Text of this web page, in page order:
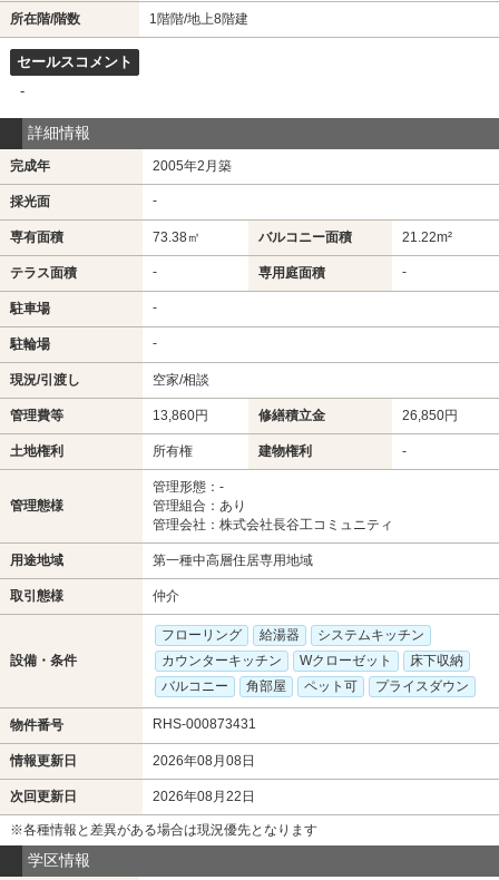
所在階/階数 1階階/地上8階建
セールスコメント
-
詳細情報
完成年 2005年2月築
採光面 -
専有面積 73.38㎡ バルコニー面積 21.22m²
テラス面積 - 専用庭面積 -
駐車場 -
駐輪場 -
現況/引渡し 空家/相談
管理費等 13,860円 修繕積立金 26,850円
土地権利 所有権 建物権利 -
管理態様
管理形態：-
管理組合：あり
管理会社：株式会社長谷工コミュニティ
用途地域 第一種中高層住居専用地域
取引態様 仲介
設備・条件
フローリング 給湯器
システムキッチン
カウンターキッチン
Wクローゼット
床下収納
バルコニー
角部屋 ペット可 プライスダウン
物件番号 RHS-000873431
情報更新日 2026年08月08日
次回更新日 2026年08月22日
※各種情報と差異がある場合は現況優先となります
学区情報